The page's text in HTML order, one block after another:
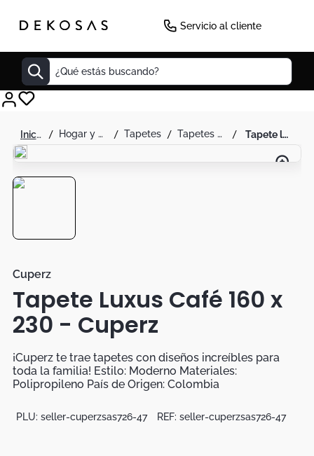
Servicio al cliente
¿Qué estás buscando?
hogar y decoración tapetes tapetes para habitación tapete luxus café 160 x 230 - cuperz
Cuperz
Tapete Luxus Café 160 x
230 - Cuperz
¡Cuperz te trae tapetes con diseños increíbles para
toda la familia! Estilo: Moderno Materiales:
Polipropileno País de Origen: Colombia
PLU: seller-cuperzsas726-47 REF: seller-cuperzsas726-47
Decoracion
Sillas
Lamparas
Duvet
Botas